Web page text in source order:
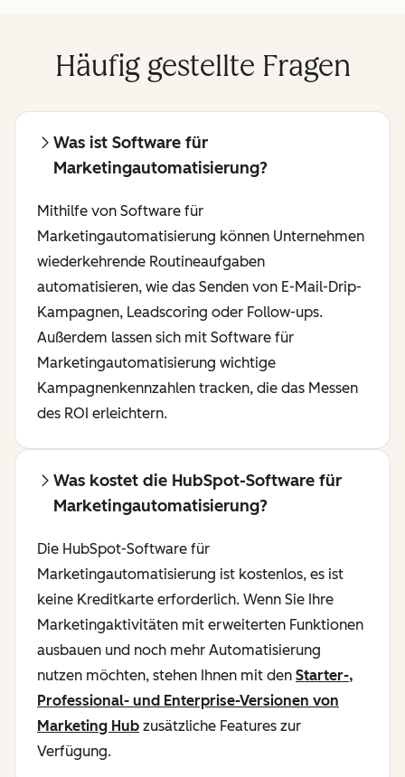
Häufig gestellte Fragen
Was ist Software für
Marketingautomatisierung?
Mithilfe von Software für
Marketingautomatisierung können Unternehmen
wiederkehrende Routineaufgaben
automatisieren, wie das Senden von E-Mail-Drip-
Kampagnen, Leadscoring oder Follow-ups.
Außerdem lassen sich mit Software für
Marketingautomatisierung wichtige
Kampagnenkennzahlen tracken, die das Messen
des ROI erleichtern.
Was kostet die HubSpot-Software für
Marketingautomatisierung?
Die HubSpot-Software für
Marketingautomatisierung ist kostenlos, es ist
keine Kreditkarte erforderlich. Wenn Sie Ihre
Marketingaktivitäten mit erweiterten Funktionen
ausbauen und noch mehr Automatisierung
nutzen möchten, stehen Ihnen mit den Starter-,
Professional- und Enterprise-Versionen von
Marketing Hub zusätzliche Features zur
Verfügung.